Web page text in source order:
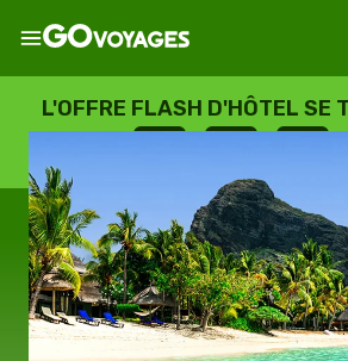
L'OFFRE FLASH D'HÔTEL SE